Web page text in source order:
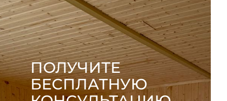
ПОЛУЧИТЕ
БЕСПЛАТНУЮ